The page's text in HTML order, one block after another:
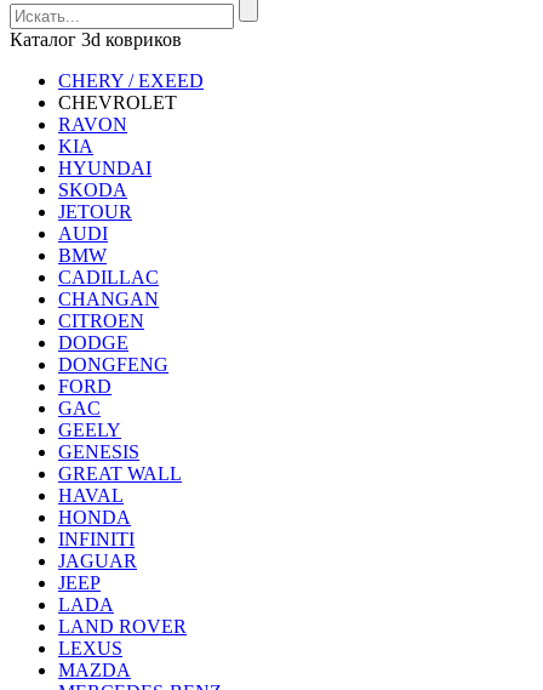
Каталог 3d ковриков
CHERY / EXEED
CHEVROLET
RAVON
KIA
HYUNDAI
SKODA
JETOUR
AUDI
BMW
CADILLAC
CHANGAN
CITROEN
DODGE
DONGFENG
FORD
GAC
GEELY
GENESIS
GREAT WALL
HAVAL
HONDA
INFINITI
JAGUAR
JEEP
LADA
LAND ROVER
LEXUS
MAZDA